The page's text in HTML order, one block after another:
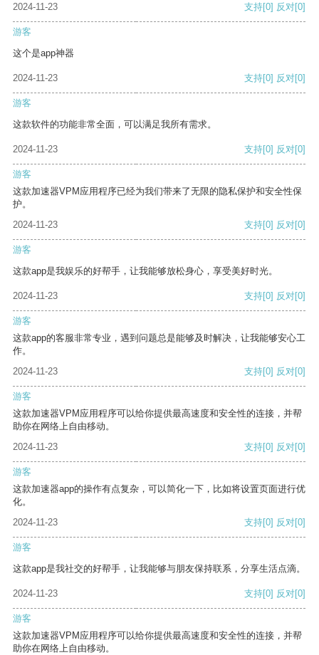
2024-11-23
支持[0] 反对[0]
游客
这个是app神器
2024-11-23 支持[0] 反对[0]
游客
这款软件的功能非常全面，可以满足我所有需求。
2024-11-23 支持[0] 反对[0]
游客
这款加速器VPM应用程序已经为我们带来了无限的隐私保护和安全性保
护。
2024-11-23
支持[0] 反对[0]
游客
这款app是我娱乐的好帮手，让我能够放松身心，享受美好时光。
2024-11-23 支持[0] 反对[0]
游客
这款app的客服非常专业，遇到问题总是能够及时解决，让我能够安心工
作。
2024-11-23
支持[0] 反对[0]
游客
这款加速器VPM应用程序可以给你提供最高速度和安全性的连接，并帮
助你在网络上自由移动。
2024-11-23
支持[0] 反对[0]
游客
这款加速器app的操作有点复杂，可以简化一下，比如将设置页面进行优
化。
2024-11-23
支持[0] 反对[0]
游客
这款app是我社交的好帮手，让我能够与朋友保持联系，分享生活点滴。
2024-11-23 支持[0] 反对[0]
游客
这款加速器VPM应用程序可以给你提供最高速度和安全性的连接，并帮
助你在网络上自由移动。